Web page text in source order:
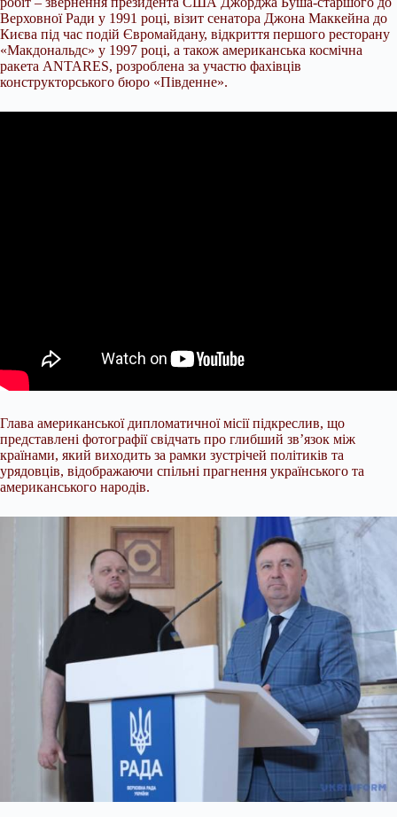
Верховної Ради у 1991 році, візит сенатора Джона Маккейна до
Києва під час подій Євромайдану, відкриття першого ресторану
«Макдональдс» у 1997 році, а також американська космічна
ракета ANTARES, розроблена за участю фахівців
конструкторського бюро «Південне».
Глава американської дипломатичної місії підкреслив, що
представлені фотографії свідчать про глибший зв’язок між
країнами, який виходить за рамки зустрічей політиків та
урядовців, відображаючи спільні прагнення українського та
американського народів.